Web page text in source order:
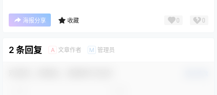
海报分享 收藏 0 0
2 条回复 A 文章作者 M 管理员